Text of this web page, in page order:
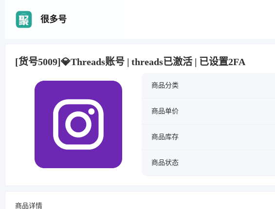
很多号
[货号5009]💎Threads账号 | threads已激活 | 已设置2FA
商品分类
商品单价
商品库存
商品状态
商品详情